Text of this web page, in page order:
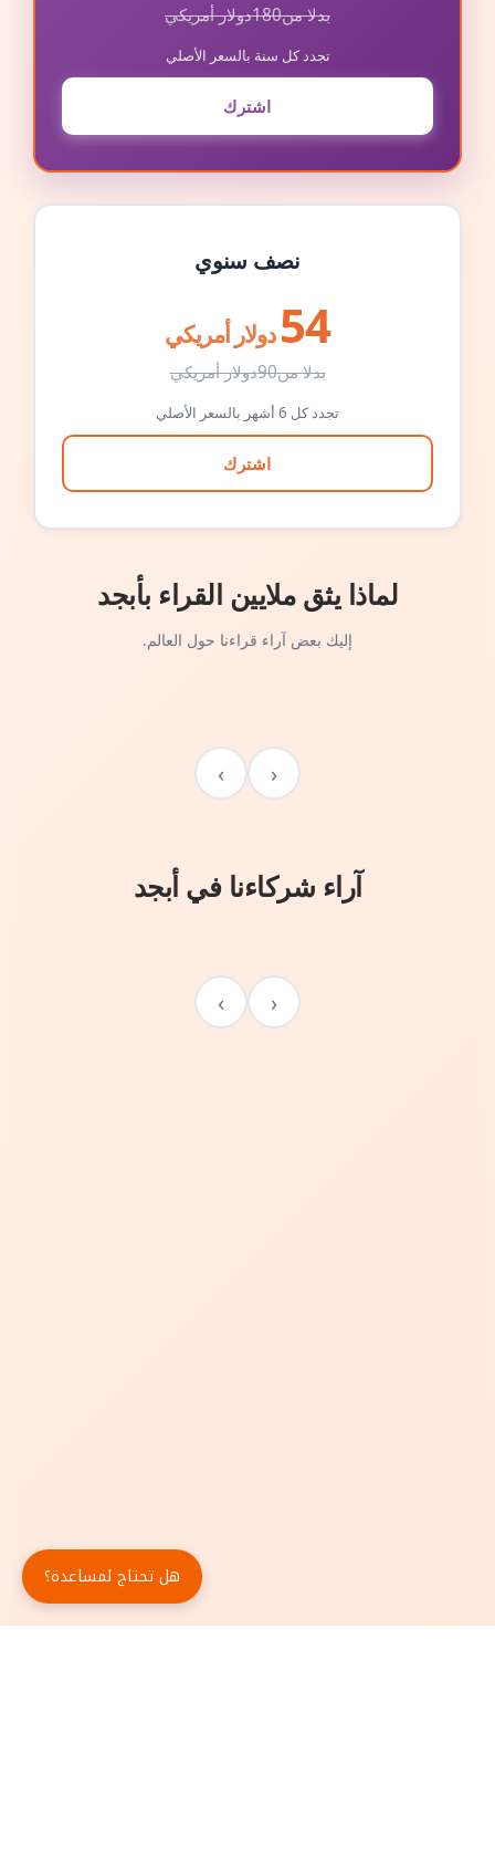
بدلا من180دولار أمريكي
تجدد كل سنة بالسعر الأصلي
اشترك
نصف سنوي
54 دولار أمريكي
بدلا من90دولار أمريكي
تجدد كل 6 أشهر بالسعر الأصلي
اشترك
لماذا يثق ملايين القراء بأبجد
إليك بعض آراء قراءنا حول العالم.
‹
›
آراء شركاءنا في أبجد
‹
›
هل تحتاج لمساعدة؟